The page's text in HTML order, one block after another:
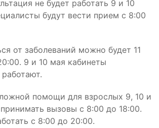
не будет работать 9 и 10
будут вести прием с 8:00
от заболеваний можно будет 11
9 и 10 мая кабинеты
помощи для взрослых 9, 10 и
принимать вызовы с 8:00 до 18:00.
с 8:00 до 20:00.